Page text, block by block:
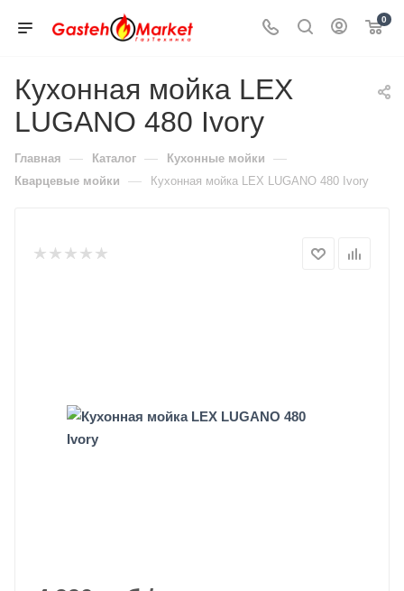
0
Кухонная мойка LEX
LUGANO 480 Ivory
Главная — Каталог — Кухонные мойки —
Кварцевые мойки — Кухонная мойка LEX LUGANO 480 Ivory